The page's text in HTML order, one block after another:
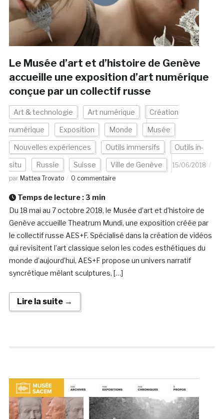
Le Musée d’art et d’histoire de Genève
accueille une exposition d’art numérique
conçue par un collectif russe
Art & technologie Art numérique Création
numérique Exposition Monde Musée
Nouvelles expériences Outils immersifs Outils in-
situ Russie Suisse Ville de Genève
15/06/2018
par Mattea Trovato 0 commentaire
Temps de lecture : 3 min
Du 18 mai au 7 octobre 2018, le Musée d’art et d’histoire de
Genève accueille Theatrum Mundi, une exposition créée par
le collectif russe AES+F. Spécialisé dans la création de vidéos
qui revisitent l’art classique selon les codes esthétiques du
monde d’aujourd’hui, AES+F propose un univers narratif
syncrétique mêlant sculptures, […]
Lire la suite →